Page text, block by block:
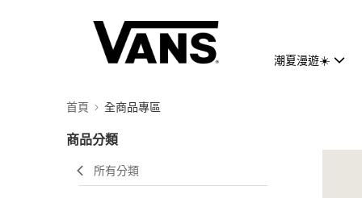
潮夏漫遊☀️
首頁 全商品專區
商品分類
所有分類